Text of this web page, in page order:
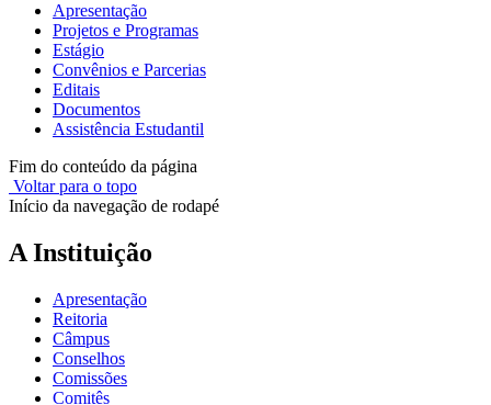
Apresentação
Projetos e Programas
Estágio
Convênios e Parcerias
Editais
Documentos
Assistência Estudantil
Fim do conteúdo da página
Voltar para o topo
Início da navegação de rodapé
A Instituição
Apresentação
Reitoria
Câmpus
Conselhos
Comissões
Comitês